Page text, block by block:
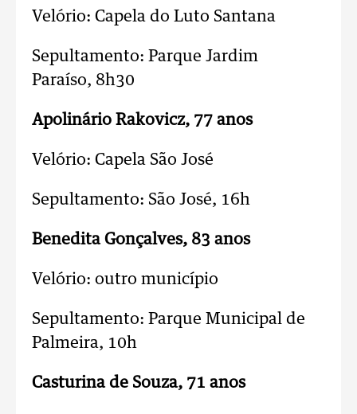
Velório: Capela do Luto Santana
Sepultamento: Parque Jardim
Paraíso, 8h30
Apolinário Rakovicz, 77 anos
Velório: Capela São José
Sepultamento: São José, 16h
Benedita Gonçalves, 83 anos
Velório: outro município
Sepultamento: Parque Municipal de
Palmeira, 10h
Casturina de Souza, 71 anos